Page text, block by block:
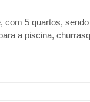
com 5 quartos,
a piscina,